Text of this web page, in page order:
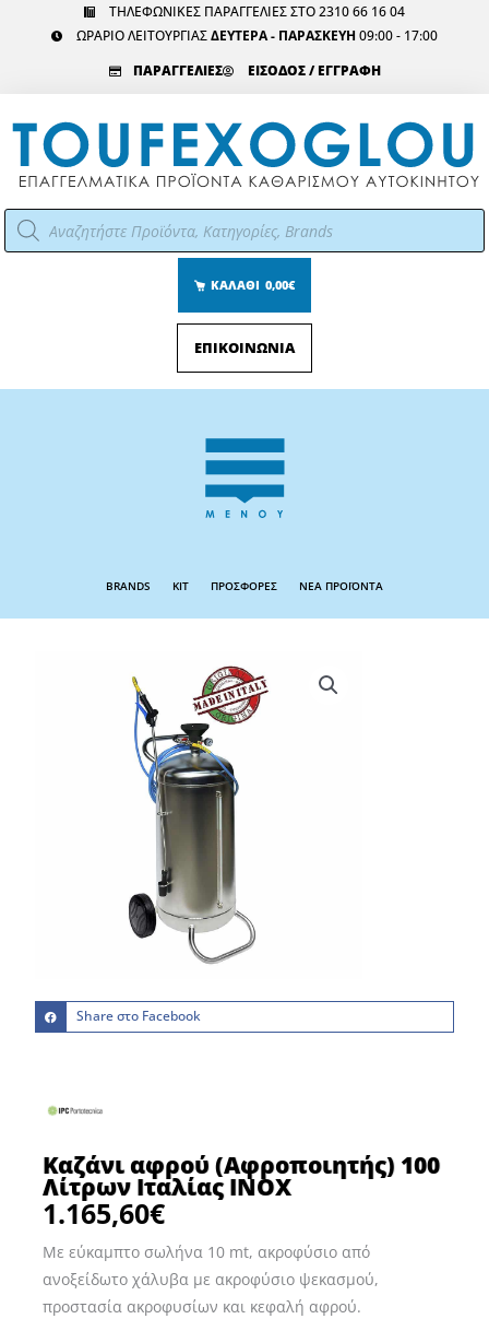
ΤΗΛΕΦΩΝΙΚΕΣ ΠΑΡΑΓΓΕΛΙΕΣ ΣΤΟ 2310 66 16 04
ΩΡΑΡΙΟ ΛΕΙΤΟΥΡΓΙΑΣΔΕΥΤΕΡΑ - ΠΑΡΑΣΚΕΥΗ 09:00 - 17:00
ΠΑΡΑΓΓΕΛΙΕΣ
ΕΙΣΟΔΟΣ / ΕΓΓΡΑΦΗ
Αναζήτηση
προϊόντων
ΚΑΛΑΘΙ 0,00€
ΕΠΙΚΟΙΝΩΝΙΑ
Menu
BRANDS KIT ΠΡΟΣΦΟΡΕΣ ΝΕΑ ΠΡΟΪΟΝΤΑ
Share στο Facebook
Καζάνι αφρού (Αφροποιητής) 100
Λίτρων Ιταλίας INOX
1.165,60€
Με εύκαμπτο σωλήνα 10 mt, ακροφύσιο από
ανοξείδωτο χάλυβα με ακροφύσιο ψεκασμού,
προστασία ακροφυσίων και κεφαλή αφρού.